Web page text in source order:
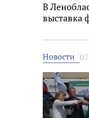
В
выставка
Новости